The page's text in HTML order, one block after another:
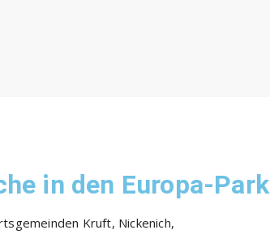
in den Europa-Park
Kruft, Nickenich,